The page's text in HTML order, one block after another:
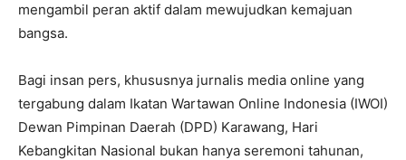
mengambil peran aktif dalam mewujudkan kemajuan
bangsa.
Bagi insan pers, khususnya jurnalis media online yang
tergabung dalam Ikatan Wartawan Online Indonesia (IWOI)
Dewan Pimpinan Daerah (DPD) Karawang, Hari
Kebangkitan Nasional bukan hanya seremoni tahunan,